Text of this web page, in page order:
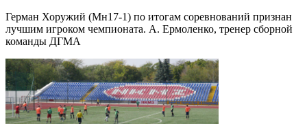
Герман Хоружий (Мн17-1) по итогам соревнований признан
лучшим игроком чемпионата. А. Ермоленко, тренер сборной
команды ДГМА